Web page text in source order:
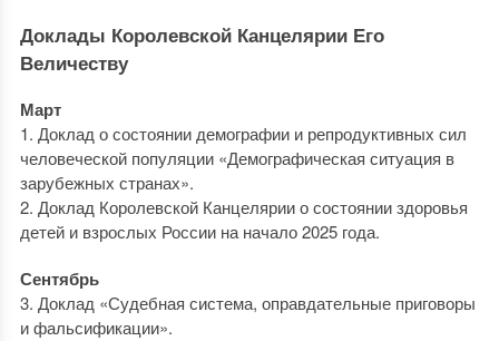
Доклады Королевской Канцелярии Его
Величеству
Март
1. Доклад о состоянии демографии и репродуктивных сил
человеческой популяции «Демографическая ситуация в
зарубежных странах».
2. Доклад Королевской Канцелярии о состоянии здоровья
детей и взрослых России на начало 2025 года.
Сентябрь
3. Доклад «Судебная система, оправдательные приговоры
и фальсификации».